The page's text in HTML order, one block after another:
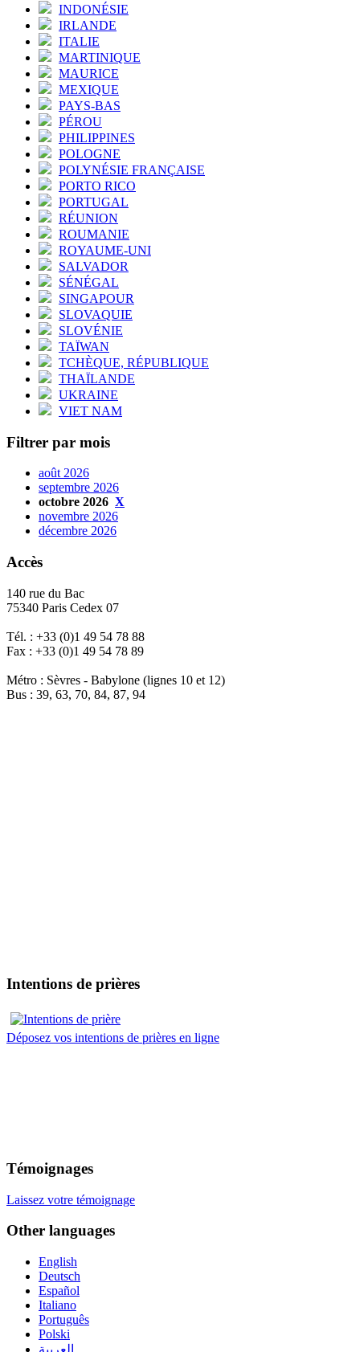
INDONÉSIE
IRLANDE
ITALIE
MARTINIQUE
MAURICE
MEXIQUE
PAYS-BAS
PÉROU
PHILIPPINES
POLOGNE
POLYNÉSIE FRANÇAISE
PORTO RICO
PORTUGAL
RÉUNION
ROUMANIE
ROYAUME-UNI
SALVADOR
SÉNÉGAL
SINGAPOUR
SLOVAQUIE
SLOVÉNIE
TAÏWAN
TCHÈQUE, RÉPUBLIQUE
THAÏLANDE
UKRAINE
VIET NAM
Filtrer par mois
août 2026
septembre 2026
octobre 2026 X
novembre 2026
décembre 2026
Accès
140 rue du Bac
75340 Paris Cedex 07
Tél. : +33 (0)1 49 54 78 88
Fax : +33 (0)1 49 54 78 89
Métro : Sèvres - Babylone (lignes 10 et 12)
Bus : 39, 63, 70, 84, 87, 94
Intentions de prières
Déposez vos intentions de prières en ligne
Témoignages
Laissez votre témoignage
Other languages
English
Deutsch
Español
Italiano
Português
Polski
العربية